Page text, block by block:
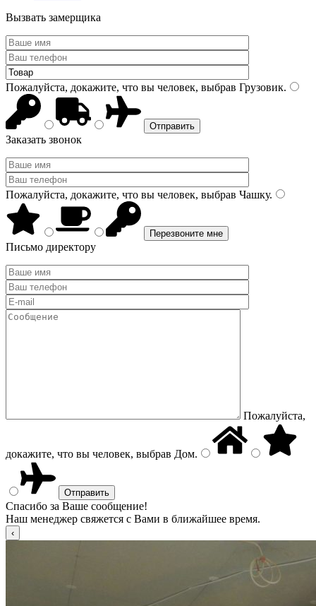
Вызвать замерщика
Пожалуйста, докажите, что вы человек, выбрав Грузовик.
Заказать звонок
Пожалуйста, докажите, что вы человек, выбрав Чашку.
Письмо директору
Пожалуйста,
докажите, что вы человек, выбрав Дом.
Спасибо за Ваше сообщение!
Наш менеджер свяжется с Вами в ближайшее время.